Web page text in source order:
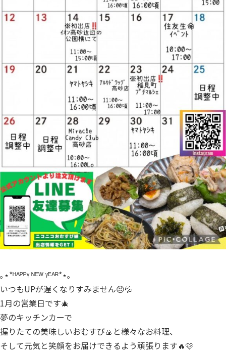
｡⋆*ᴴᴬᴾᴾᵞ ᴺᴱᵂ ᵞᴱᴬᴿ*⋆｡
いつもUPが遅くなりすみません😣💦
1月の営業日です🎄
夢のキッチンカーで
握りたての美味しいおむすび🍙と様々なお料理、
そして元気と笑顔をお届けできるよう頑張ります🔥🩷